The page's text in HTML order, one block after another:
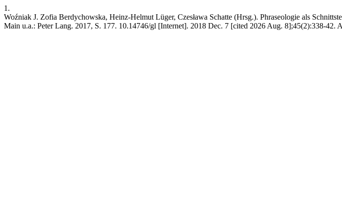
1.
Woźniak J. Zofia Berdychowska, Heinz-Helmut Lüger, Czesława Schatte (Hrsg.). Phraseologie als
Main u.a.: Peter Lang. 2017, S. 177. 10.14746/gl [Internet]. 2018 Dec. 7 [cited 2026 Aug. 8];45(2):338-42.